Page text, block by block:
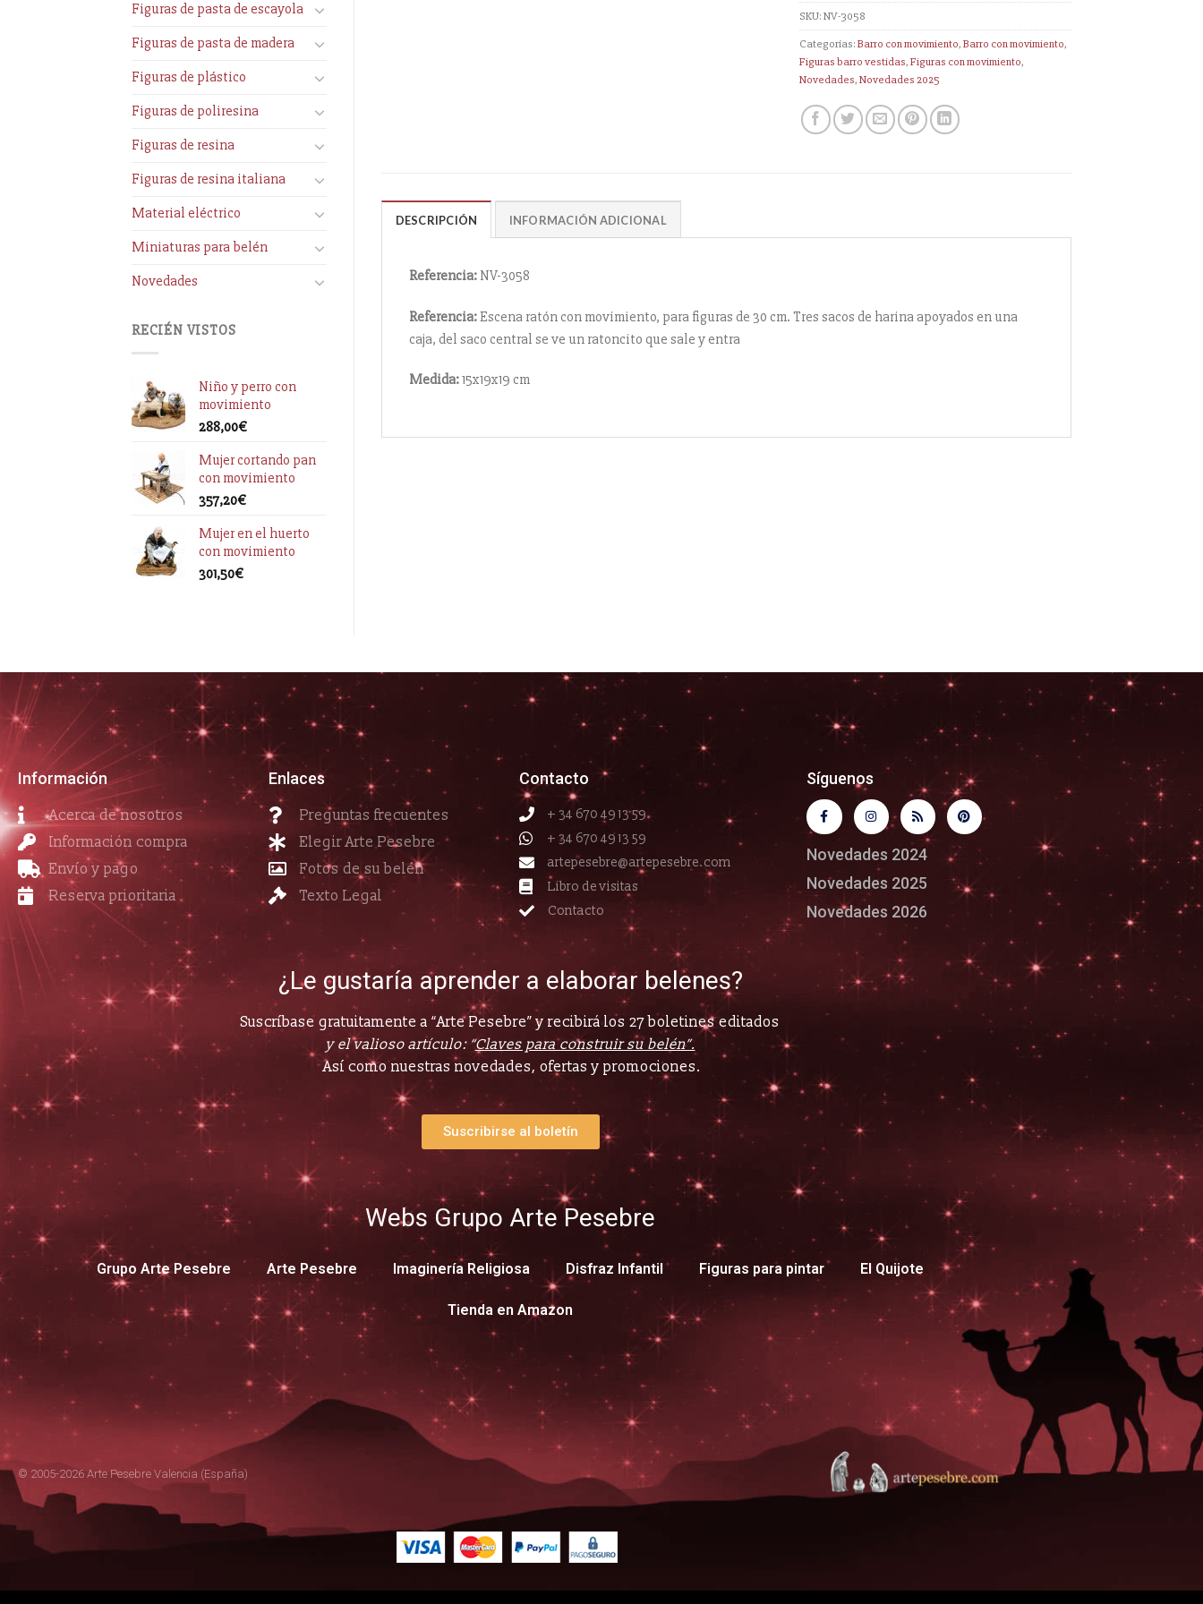
Figuras de pasta de escayola
Figuras de pasta de madera
Figuras de plástico
Figuras de poliresina
Figuras de resina
Figuras de resina italiana
Material eléctrico
Miniaturas para belén
Novedades
RECIÉN VISTOS
Niño y perro con
movimiento
288,00€
Mujer cortando pan
con movimiento
357,20€
Mujer en el huerto
con movimiento
301,50€
SKU:NV-3058
Categorías:Barro con movimiento,Barro con movimiento,
Figuras barro vestidas,Figuras con movimiento,
Novedades,Novedades 2025
DESCRIPCIÓN INFORMACIÓN ADICIONAL
Referencia:NV-3058
Referencia:Escena ratón con movimiento, para figuras de 30 cm. Tres sacos de harina apoyados en una
caja, del saco central se ve un ratoncito que sale y entra
Medida:15x19x19 cm
Información
Acerca de nosotros
Información compra
Envío y pago
Reserva prioritaria
Enlaces
Preguntas frecuentes
Elegir Arte Pesebre
Fotos de su belén
Texto Legal
Contacto
+ 34 670 49 13 59
+ 34 670 49 13 59
artepesebre@artepesebre.com
Libro de visitas
Contacto
Síguenos
Novedades 2024
Novedades 2025
Novedades 2026
¿Le gustaría aprender a elaborar belenes?
Suscríbase gratuitamente a “Arte Pesebre” y recibirá los 27 boletines editados
y el valioso artículo: “Claves para construir su belén”.
Así como nuestras novedades, ofertas y promociones.
Suscribirse al boletín
Webs Grupo Arte Pesebre
Grupo Arte Pesebre Arte Pesebre Imaginería Religiosa Disfraz Infantil Figuras para pintar El Quijote
Tienda en Amazon
© 2005-2026 Arte Pesebre Valencia (España)